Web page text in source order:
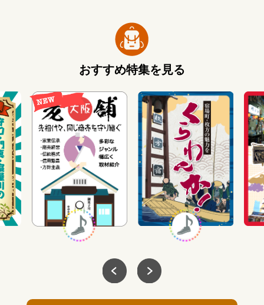
おすすめ特集を見る